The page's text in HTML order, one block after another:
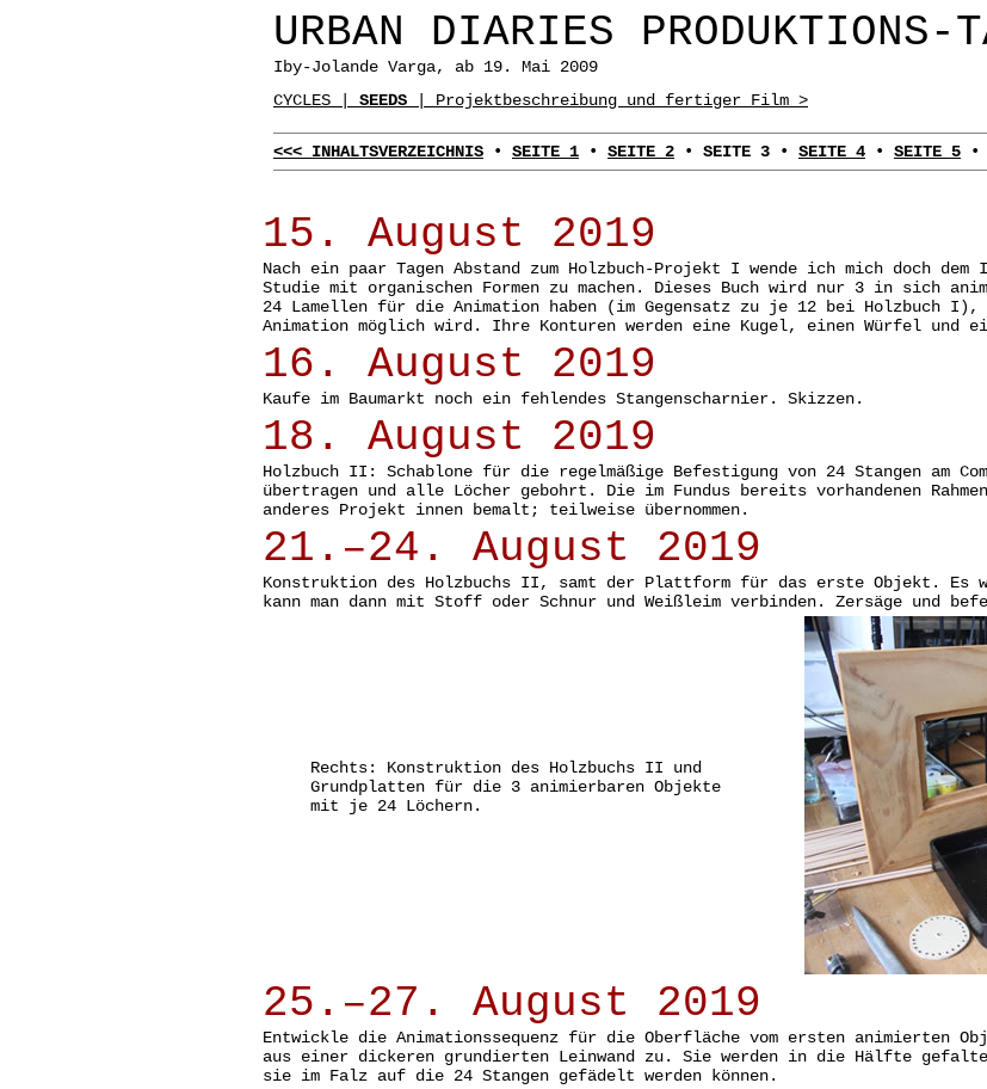
URBAN DIARIES PRODUKTIONS-
Iby-Jolande Varga, ab 19. Mai 2009
CYCLES | SEEDS | Projektbeschreibung und fertiger Film >
<<< INHALTSVERZEICHNIS • SEITE 1 • SEITE 2 • SEITE 3 • SEITE 4 • SEITE 5 •
15. August 2019
Nach ein paar Tagen Abstand zum Holzbuch-Projekt I wende ich mich doch
Studie mit organischen Formen zu machen. Dieses Buch wird nur 3 in sich
24 Lamellen für die Animation haben (im Gegensatz zu je 12 bei Holzbuch
Animation möglich wird. Ihre Konturen werden eine Kugel, einen Würfel und
16. August 2019
Kaufe im Baumarkt noch ein fehlendes Stangenscharnier. Skizzen.
18. August 2019
Holzbuch II: Schablone für die regelmäßige Befestigung von 24 Stangen am
übertragen und alle Löcher gebohrt. Die im Fundus bereits vorhandenen
anderes Projekt innen bemalt; teilweise übernommen.
21.–24. August 2019
Konstruktion des Holzbuchs II, samt der Plattform für das erste Objekt. Es
kann man dann mit Stoff oder Schnur und Weißleim verbinden. Zersäge und
Rechts: Konstruktion des Holzbuchs II und
Grundplatten für die 3 animierbaren Objekte
mit je 24 Löchern.
25.–27. August 2019
Entwickle die Animationssequenz für die Oberfläche vom ersten animierten
aus einer dickeren grundierten Leinwand zu. Sie werden in die Hälfte
sie im Falz auf die 24 Stangen gefädelt werden können.